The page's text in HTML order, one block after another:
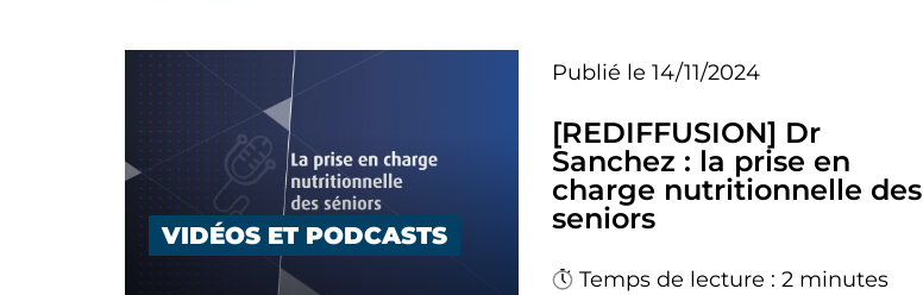
VIDÉOS ET PODCASTS
Publié le 14/11/2024
[REDIFFUSION] Dr
Sanchez : la prise en
charge nutritionnelle des
seniors
Temps de lecture : 2 minutes